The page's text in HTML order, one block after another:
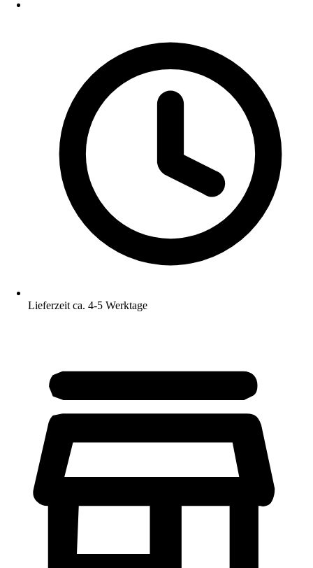
Lieferzeit ca. 4-5 Werktage